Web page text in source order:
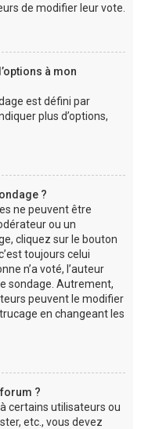
de modifier leur vote.
à mon
est défini par
plus d’options,
?
ne peuvent être
ou un
cliquez sur le bouton
toujours celui
n’a voté, l’auteur
sondage. Autrement,
peuvent le modifier
en changeant les
?
certains utilisateurs ou
etc., vous devez